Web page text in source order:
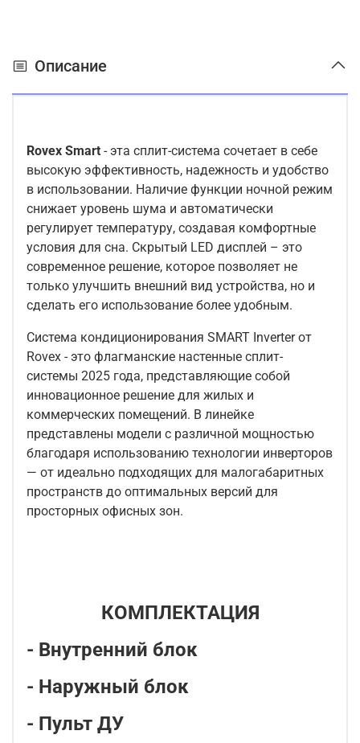
Описание
Rovex Smart - эта сплит-система сочетает в себе
высокую эффективность, надежность и удобство
в использовании. Наличие функции ночной режим
снижает уровень шума и автоматически
регулирует температуру, создавая комфортные
условия для сна. Скрытый LED дисплей – это
современное решение, которое позволяет не
только улучшить внешний вид устройства, но и
сделать его использование более удобным.
Система кондиционирования SMART Inverter от
Rovex - это флагманские настенные сплит-
системы 2025 года, представляющие собой
инновационное решение для жилых и
коммерческих помещений. В линейке
представлены модели с различной мощностью
благодаря использованию технологии инверторов
— от идеально подходящих для малогабаритных
пространств до оптимальных версий для
просторных офисных зон.
КОМПЛЕКТАЦИЯ
- Внутренний блок
- Наружный блок
- Пульт ДУ